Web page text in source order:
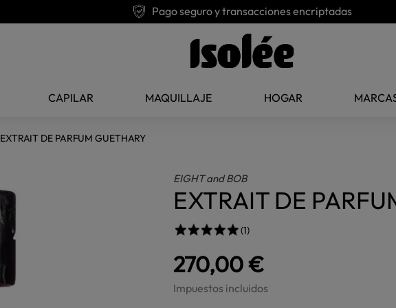
Pago seguro y transacciones encriptadas
CAPILAR MAQUILLAJE HOGAR
EXTRAIT DE PARFUM GUETHARY
EIGHT and BOB
EXTRAIT DE
(1)
270,00 €
Impuestos incluidos